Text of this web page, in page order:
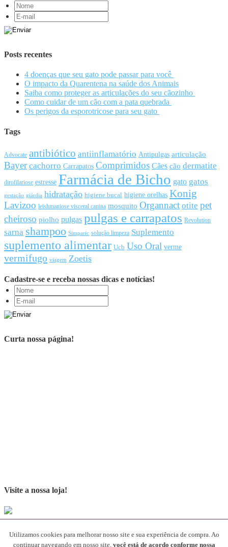
Posts recentes
4 doenças que seu gato pode passar para você
O impacto da Quarentena na saúde dos Animais
Saiba como proteger as articulações do seu cãozinho
Como cuidar de um cão com a pata quebrada
Os perigos da esporotricose para seu gato
Tags
Advocate antibiótico antiinflamatório Antipulgas articulação
Bayer cachorro Carrapatos Comprimidos Cães cão dermatite
dirofilariose estresse Farmácia de Bicho gato gatos
gestação giárdia hidratação higiene bucal higiene orelhas Konig
Lavizoo leishmaniose visceral canina mosquito Organnact otite pet
cheiroso piolho pulgas pulgas e carrapatos Revolution
sarna shampoo Simparic solução limpeza Suplemento
suplemento alimentar Ucb Uso Oral verme
vermifugo viagem Zoetis
Cadastre-se e receba nossas dicas e notícias!
Curta nossa página!
Visite a nossa loja!
Parceiros
Utilizamos cookies para melhorar nosso site e sua experiência de compra. Ao
continuar navegando em nosso site, você está de acordo conforme nossa